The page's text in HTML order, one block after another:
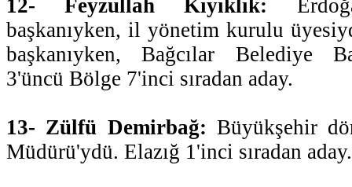
12- Feyzullah Kıyıklık:
başkanıyken, il yönetim kurulu
başkanıyken, Bağcılar Belediye
3'üncü Bölge 7'inci sıradan aday.
13- Zülfü Demirbağ: Büyükşehir
Müdürü'ydü. Elazığ 1'inci sıradan aday.